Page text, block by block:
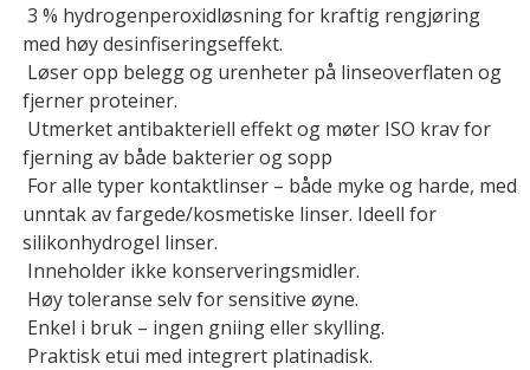
3 % hydrogenperoxidløsning for kraftig rengjøring
med høy desinfiseringseffekt.
Løser opp belegg og urenheter på linseoverflaten og
fjerner proteiner.
Utmerket antibakteriell effekt og møter ISO krav for
fjerning av både bakterier og sopp
For alle typer kontaktlinser – både myke og harde, med
unntak av fargede/kosmetiske linser. Ideell for
silikonhydrogel linser.
Inneholder ikke konserveringsmidler.
Høy toleranse selv for sensitive øyne.
Enkel i bruk – ingen gniing eller skylling.
Praktisk etui med integrert platinadisk.